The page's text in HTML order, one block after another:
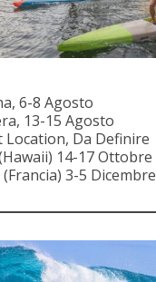
6-8 Agosto
13-15 Agosto
Location, Da Definire
14-17 Ottobre
3-5 Dicembre